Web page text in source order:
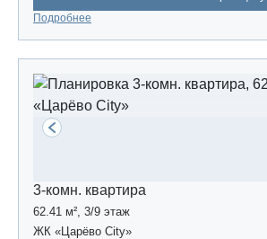
Подробнее
3-комн. квартира
62.41 м², 3/9 этаж
ЖК «Царёво City»